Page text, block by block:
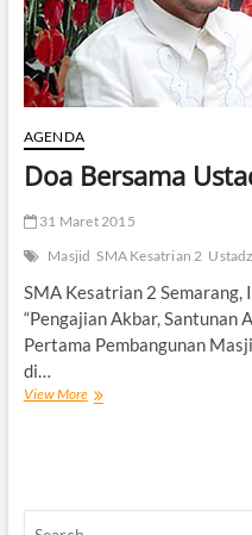
AGENDA
Doa Bersama
31 Maret 2015
Masjid SMA Kesatrian 2
SMA Kesatrian 2 Semarang,
“Pengajian Akbar, Santunan
Pertama Pembangunan
di…
View MoreDoa